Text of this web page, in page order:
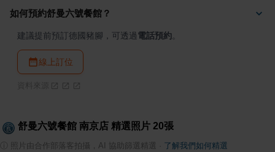
如何預約舒曼六號餐館？
建議提前預訂德國豬腳，可透過電話預約
線上訂位
舒曼六號餐館 南京店 精選照片 20張
照片由合作部落客拍攝，AI 協助篩選精選 了解我們如何精選